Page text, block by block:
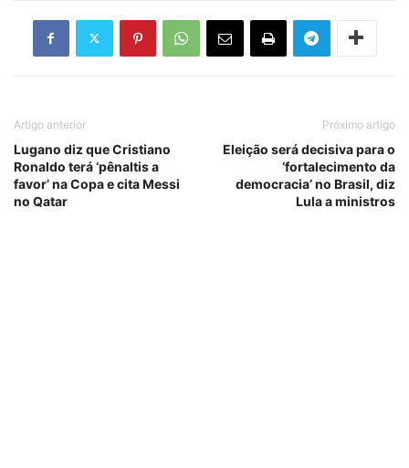
Artigo anterior
Lugano diz que Cristiano
Ronaldo terá ‘pênaltis a
favor’ na Copa e cita Messi
no Qatar
Próximo artigo
Eleição será decisiva para o
‘fortalecimento da
democracia’ no Brasil, diz
Lula a ministros